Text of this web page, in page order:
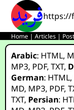
https://
Home |Articles |
Arabic: HTML,
MP3, PDF,TXT,
German: HTML,
MD, MP3, PDF,
TXT, Persian: